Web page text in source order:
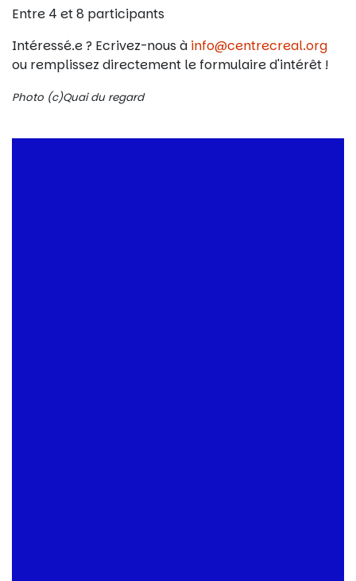
Entre 4 et 8 participants
Intéressé.e ? Ecrivez-nous à info@centrecreal.org
ou remplissez directement le formulaire d'intérêt !
Photo (c)Quai du regard